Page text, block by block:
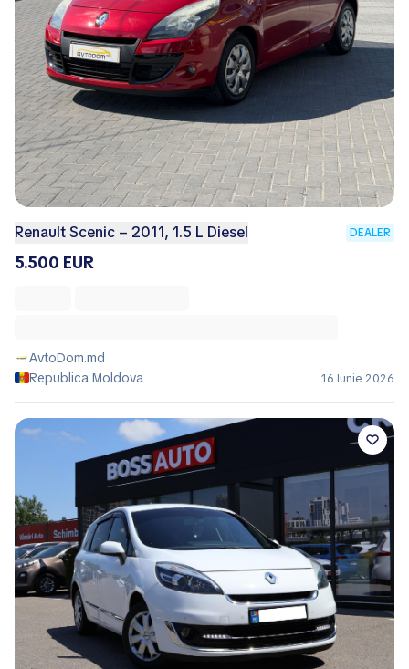
Renault Scenic – 2011, 1.5 L Diesel DEALER
5.500 EUR
AvtoDom.md
Republica Moldova
16 Iunie 2026